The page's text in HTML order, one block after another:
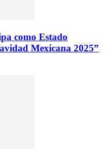
como Estado
Mexicana 2025”